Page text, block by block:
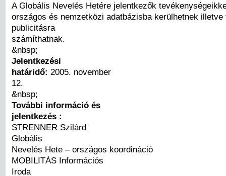
A Globális Nevelés Hetére jelentkezők
országos és nemzetközi adatbázisba kerülhetnek illetve
publicitásra
számíthatnak.
&nbsp;
Jelentkezési
határidő: 2005. november
12.
&nbsp;
További információ és
jelentkezés :
STRENNER Szilárd
Globális
Nevelés Hete – országos koordináció
MOBILITÁS Információs
Iroda